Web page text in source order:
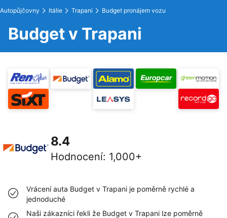
Autopůjčovny Itálie Trapani Budget pronájem vozu
Budget v Trapani
8.4
Hodnocení: 1,000+
Vrácení auta Budget v Trapani je poměrně rychlé a
jednoduché
Naši zákazníci řekli že Budget v Trapani lze poměrně